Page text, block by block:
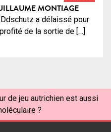
MONTIAGE
a délaissé pour
de la sortie de […]
de jeu autrichien est aussi
?